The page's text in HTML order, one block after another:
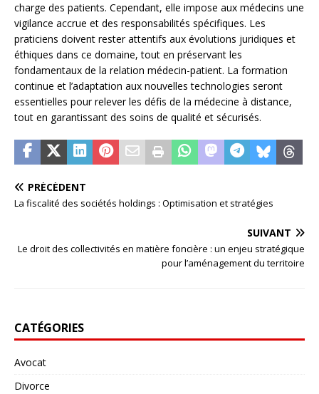
charge des patients. Cependant, elle impose aux médecins une
vigilance accrue et des responsabilités spécifiques. Les
praticiens doivent rester attentifs aux évolutions juridiques et
éthiques dans ce domaine, tout en préservant les
fondamentaux de la relation médecin-patient. La formation
continue et l’adaptation aux nouvelles technologies seront
essentielles pour relever les défis de la médecine à distance,
tout en garantissant des soins de qualité et sécurisés.
PRÉCÉDENT
La fiscalité des sociétés holdings : Optimisation et stratégies
SUIVANT
Le droit des collectivités en matière foncière : un enjeu stratégique
pour l’aménagement du territoire
CATÉGORIES
Avocat
Divorce